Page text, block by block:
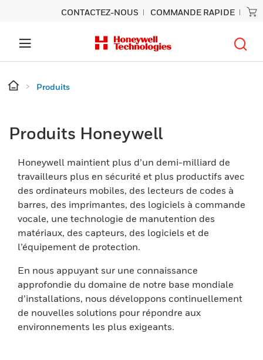
CONTACTEZ-NOUS COMMANDE RAPIDE
Produits
Produits Honeywell
Honeywell maintient plus d’un demi-milliard de
travailleurs plus en sécurité et plus productifs avec
des ordinateurs mobiles, des lecteurs de codes à
barres, des imprimantes, des logiciels à commande
vocale, une technologie de manutention des
matériaux, des capteurs, des logiciels et de
l’équipement de protection.
En nous appuyant sur une connaissance
approfondie du domaine de notre base mondiale
d’installations, nous développons continuellement
de nouvelles solutions pour répondre aux
environnements les plus exigeants.